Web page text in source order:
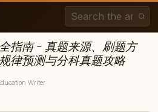
指南 - 真题来源、刷题方
律预测与分科真题攻略
Writer